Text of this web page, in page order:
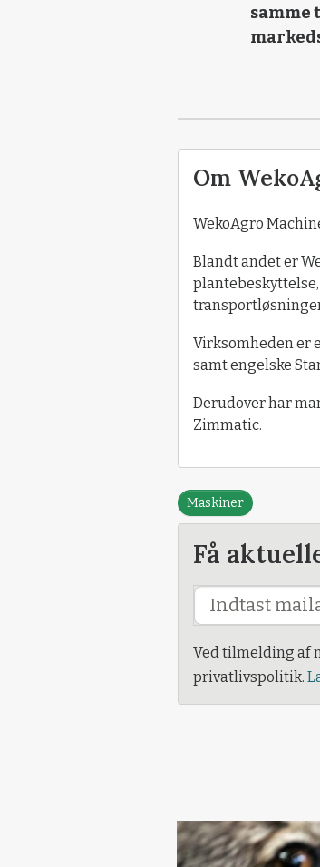
samme
Om
WekoAgro
Blandt andet er
Virksomheden er
samt engelske
Derudover har
Zimmatic.
Maskiner
Få
Ved tilmelding af
privatlivspolitik.